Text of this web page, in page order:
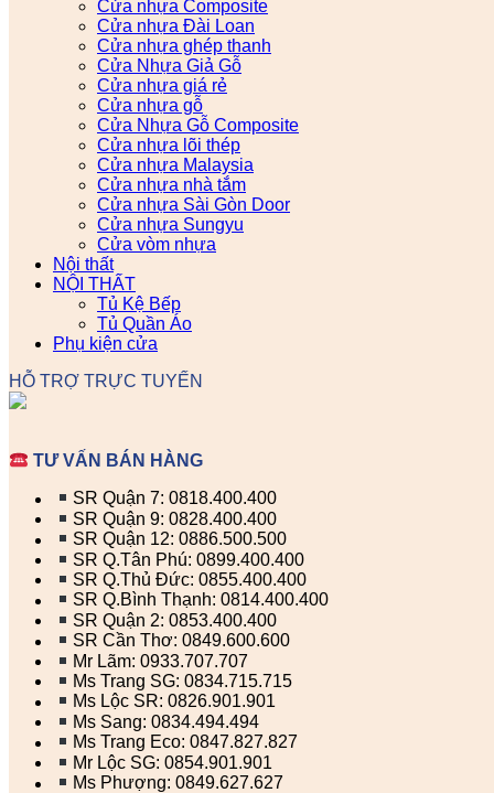
Cửa nhựa Composite
Cửa nhựa Đài Loan
Cửa nhựa ghép thanh
Cửa Nhựa Giả Gỗ
Cửa nhựa giá rẻ
Cửa nhựa gỗ
Cửa Nhựa Gỗ Composite
Cửa nhựa lõi thép
Cửa nhựa Malaysia
Cửa nhựa nhà tắm
Cửa nhựa Sài Gòn Door
Cửa nhựa Sungyu
Cửa vòm nhựa
Nội thất
NỘI THẤT
Tủ Kệ Bếp
Tủ Quần Áo
Phụ kiện cửa
HỖ TRỢ TRỰC TUYẾN
TƯ VẤN BÁN HÀNG
SR Quận 7: 0818.400.400
SR Quận 9: 0828.400.400
SR Quận 12: 0886.500.500
SR Q.Tân Phú: 0899.400.400
SR Q.Thủ Đức: 0855.400.400
SR Q.Bình Thạnh: 0814.400.400
SR Quận 2: 0853.400.400
SR Cần Thơ: 0849.600.600
Mr Lãm: 0933.707.707
Ms Trang SG: 0834.715.715
Ms Lộc SR: 0826.901.901
Ms Sang: 0834.494.494
Ms Trang Eco: 0847.827.827
Mr Lộc SG: 0854.901.901
Ms Phượng: 0849.627.627